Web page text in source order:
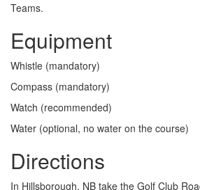
Teams.
Equipment
Whistle (mandatory)
Compass (mandatory)
Watch (recommended)
Water (optional, no water on the course)
Directions
In Hillsborough, NB take the Golf Club